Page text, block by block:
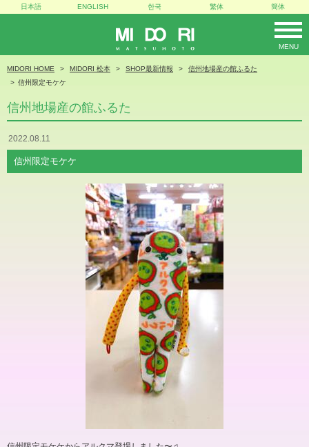
MIDORI
MENU
日本語 ENGLISH 한국 繁体 簡体
MIDORI HOME MIDORI 松本 SHOP最新情報
信州地場産の館ふるた
信州限定モケケ
信州地場産の館ふるた
2022.08.11
信州限定モケケ